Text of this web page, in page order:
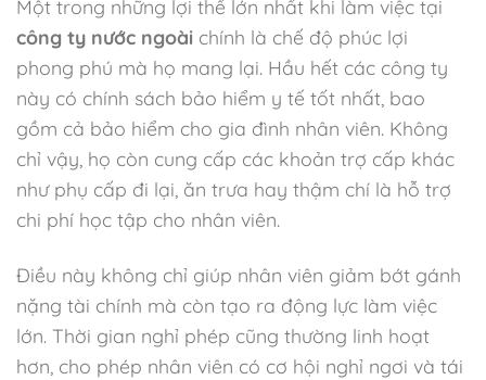
Một trong những lợi thế lớn nhất khi làm việc tại
công ty nước ngoài chính là chế độ phúc lợi
phong phú mà họ mang lại. Hầu hết các công ty
này có chính sách bảo hiểm y tế tốt nhất, bao
gồm cả bảo hiểm cho gia đình nhân viên. Không
chỉ vậy, họ còn cung cấp các khoản trợ cấp khác
như phụ cấp đi lại, ăn trưa hay thậm chí là hỗ trợ
chi phí học tập cho nhân viên.
Điều này không chỉ giúp nhân viên giảm bớt gánh
nặng tài chính mà còn tạo ra động lực làm việc
lớn. Thời gian nghỉ phép cũng thường linh hoạt
hơn, cho phép nhân viên có cơ hội nghỉ ngơi và tái